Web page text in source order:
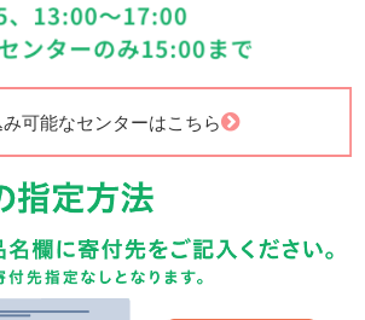
可能なセンターはこちら